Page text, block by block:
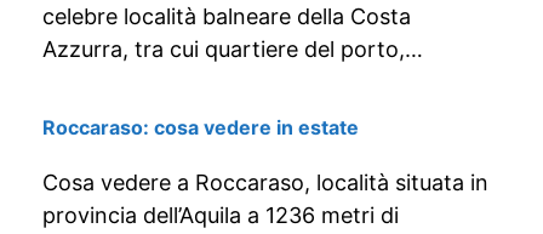
celebre località balneare della Costa
Azzurra, tra cui quartiere del porto,…
Roccaraso: cosa vedere in estate
Cosa vedere a Roccaraso, località situata in
provincia dell’Aquila a 1236 metri di